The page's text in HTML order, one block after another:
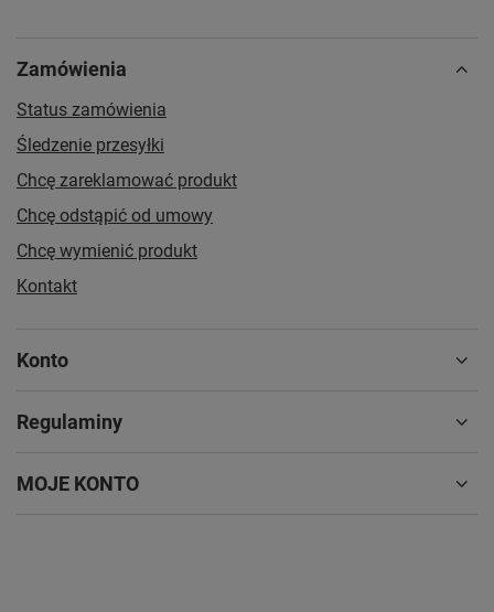
Zamówienia
Status zamówienia
Śledzenie przesyłki
Chcę zareklamować produkt
Chcę odstąpić od umowy
Chcę wymienić produkt
Kontakt
Konto
Regulaminy
MOJE KONTO